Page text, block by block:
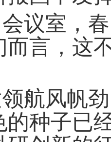
室，春
而言，这
风帆劲
的种子已